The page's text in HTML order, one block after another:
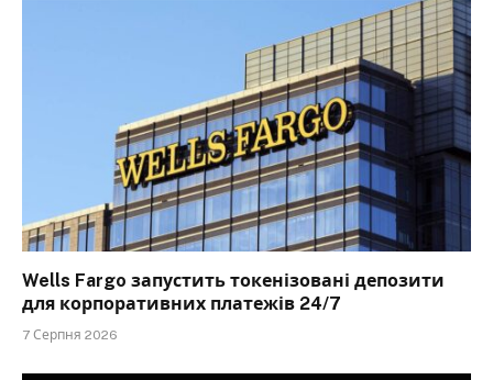
Wells Fargo запустить токенізовані депозити
для корпоративних платежів 24/7
7 Серпня 2026